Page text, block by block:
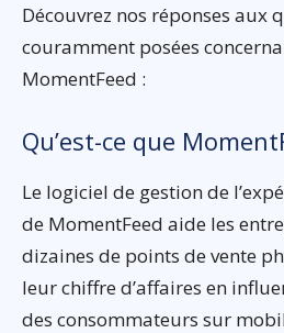
Découvrez nos réponses aux
couramment posées
MomentFeed :
Qu’est-ce que
Le logiciel de gestion de
de MomentFeed aide les
dizaines de points de vente
leur chiffre d’affaires en
des consommateurs sur